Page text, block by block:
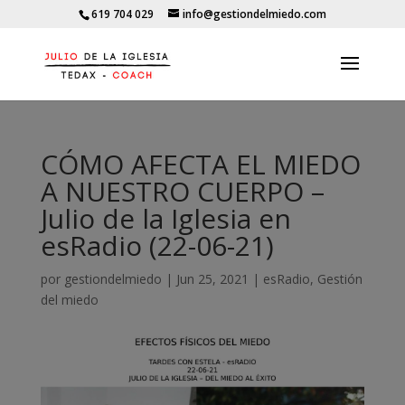
619 704 029 info@gestiondelmiedo.com
CÓMO AFECTA EL MIEDO
A NUESTRO CUERPO –
Julio de la Iglesia en
esRadio (22-06-21)
por gestiondelmiedo | Jun 25, 2021 | esRadio, Gestión
del miedo